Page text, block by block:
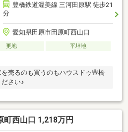
豊橋鉄道渥美線 三河田原駅 徒歩21
分
愛知県田原市田原町西山口
更地
平坦地
売るのも買うのもハウスドゥ豊橋
さい♪
町西山口 1,218万円